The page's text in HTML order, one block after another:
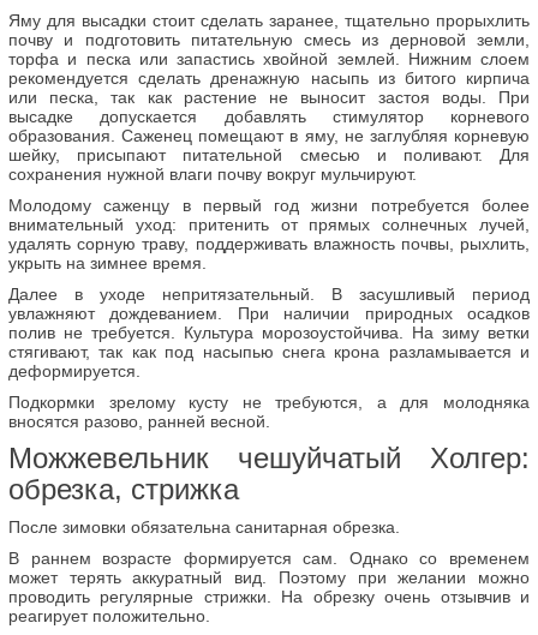
Яму для высадки стоит сделать заранее, тщательно прорыхлить
почву и подготовить питательную смесь из дерновой земли,
торфа и песка или запастись хвойной землей. Нижним слоем
рекомендуется сделать дренажную насыпь из битого кирпича
или песка, так как растение не выносит застоя воды. При
высадке допускается добавлять стимулятор корневого
образования. Саженец помещают в яму, не заглубляя корневую
шейку, присыпают питательной смесью и поливают. Для
сохранения нужной влаги почву вокруг мульчируют.
Молодому саженцу в первый год жизни потребуется более
внимательный уход: притенить от прямых солнечных лучей,
удалять сорную траву, поддерживать влажность почвы, рыхлить,
укрыть на зимнее время.
Далее в уходе непритязательный. В засушливый период
увлажняют дождеванием. При наличии природных осадков
полив не требуется. Культура морозоустойчива. На зиму ветки
стягивают, так как под насыпью снега крона разламывается и
деформируется.
Подкормки зрелому кусту не требуются, а для молодняка
вносятся разово, ранней весной.
Можжевельник чешуйчатый Холгер:
обрезка, стрижка
После зимовки обязательна санитарная обрезка.
В раннем возрасте формируется сам. Однако со временем
может терять аккуратный вид. Поэтому при желании можно
проводить регулярные стрижки. На обрезку очень отзывчив и
реагирует положительно.